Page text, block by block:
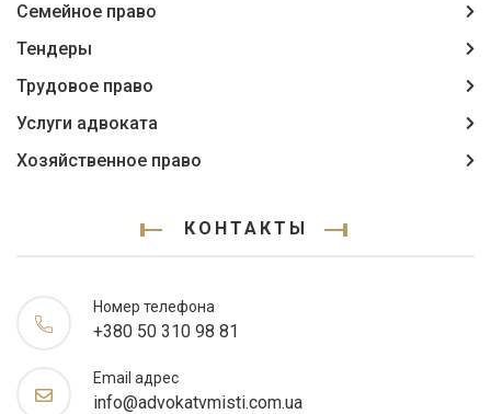
Семейное право
Тендеры
Трудовое право
Услуги адвоката
Хозяйственное право
КОНТАКТЫ
Номер телефона
+380 50 310 98 81
Email адрес
info@advokatvmisti.com.ua